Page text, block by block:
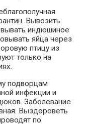
Вывозить
индюшиное
яйца через
птицу из
только на
подворцам
инфекции и
Заболевание
Выздороветь
по